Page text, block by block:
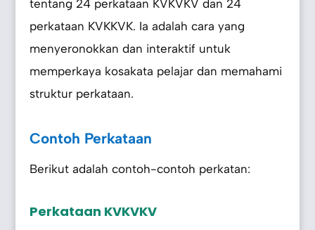
tentang 24 perkataan KVKVKV dan 24
perkataan KVKKVK. Ia adalah cara yang
menyeronokkan dan interaktif untuk
memperkaya kosakata pelajar dan memahami
struktur perkataan.
Contoh Perkataan
Berikut adalah contoh-contoh perkatan:
Perkataan KVKVKV